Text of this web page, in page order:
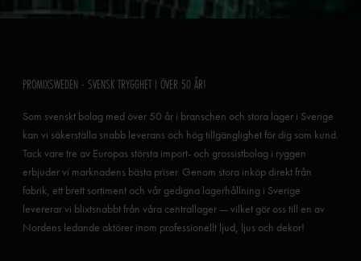
PROMIXSWEDEN - SVENSK TRYGGHET I ÖVER 50 ÅR!
Som svenskt bolag med över 50 år i branschen och stora lager i Sverige
kan vi säkerställa snabb leverans och hög tillgänglighet för dig som kund.
Tack vare tre av Europas största import- och grossistbolag i ryggen
erbjuder vi marknadens bästa priser. Genom stora inköp direkt från
fabrik, ett brett sortiment och vår gedigna lagerhållning i Sverige
levererar vi blixtsnabbt från våra centrallager — vilket gör oss till en av
Nordens ledande aktörer inom professionellt ljud, ljus och dekor!